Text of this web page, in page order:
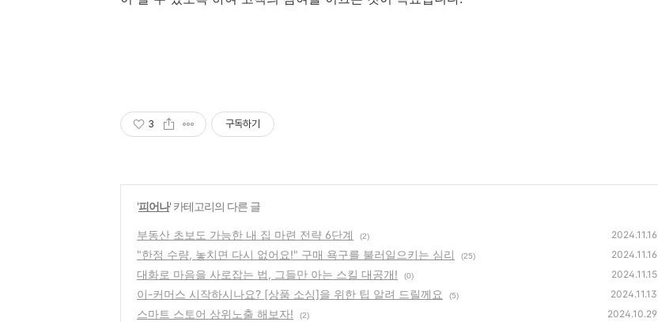
3 구독하기
'피어나' 카테고리의 다른 글
부동산 초보도 가능한 내 집 마련 전략 6단계 (2) 2024.11.16
"한정 수량, 놓치면 다시 없어요!" 구매 욕구를 불러일으키는 심리 (25) 2024.11.16
대화로 마음을 사로잡는 법, 그들만 아는 스킬 대공개! (0) 2024.11.15
이-커머스 시작하시나요? [상품 소싱]을 위한 팁 알려 드릴께요 (5) 2024.11.13
스마트 스토어 상위노출 해보자! (2) 2024.10.29